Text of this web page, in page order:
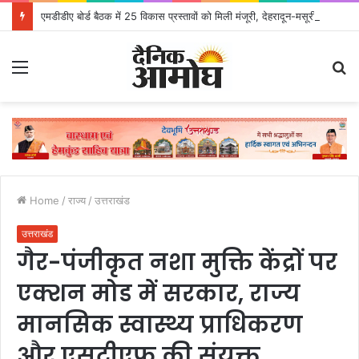
Home / राज्य / उत्तराखंड
उत्तराखंड
गैर-पंजीकृत नशा मुक्ति केंद्रों पर
एक्शन मोड में सरकार, राज्य
मानसिक स्वास्थ्य प्राधिकरण